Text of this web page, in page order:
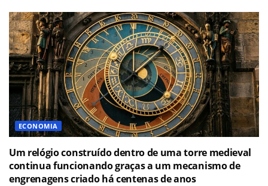
ECONOMIA
Um relógio construído dentro de uma torre medieval
continua funcionando graças a um mecanismo de
engrenagens criado há centenas de anos